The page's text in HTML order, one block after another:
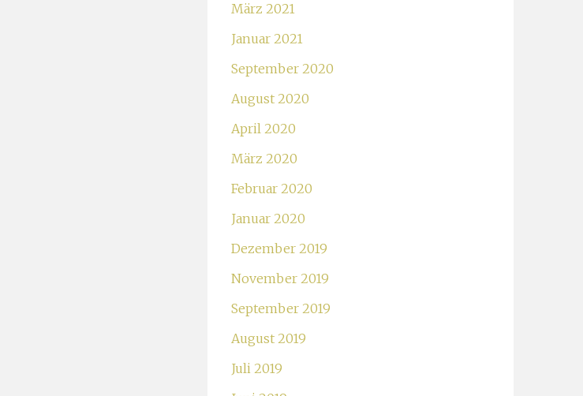
März 2021
Januar 2021
September 2020
August 2020
April 2020
März 2020
Februar 2020
Januar 2020
Dezember 2019
November 2019
September 2019
August 2019
Juli 2019